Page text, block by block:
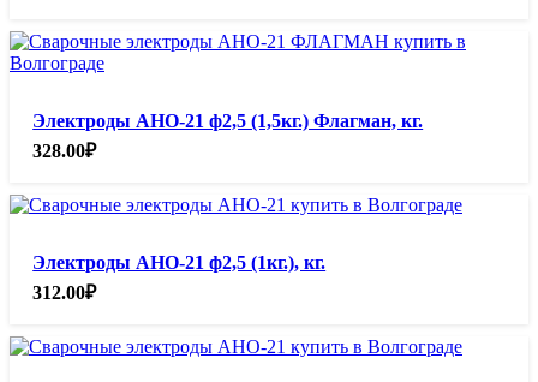
Электроды АНО-21 ф2,5 (1,5кг.) Флагман, кг.
328.00₽
Электроды АНО-21 ф2,5 (1кг.), кг.
312.00₽